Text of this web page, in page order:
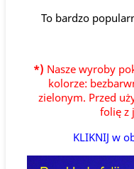
To bardzo
*) Nasze wyroby
kolorze:
zielonym. Przed
folię z
KLIKNIJ w